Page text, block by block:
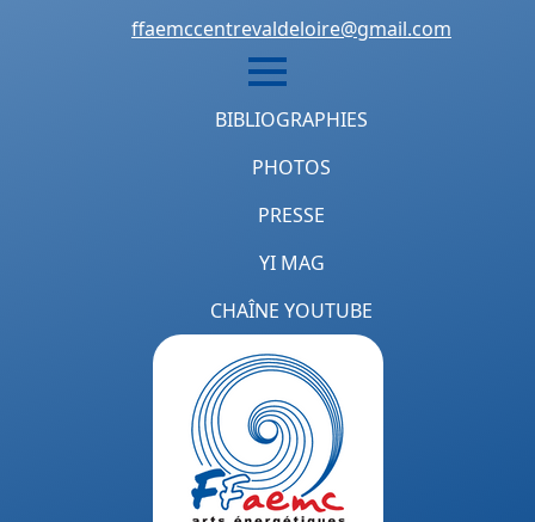
ffaemccentrevaldeloire@gmail.com
BIBLIOGRAPHIES
PHOTOS
PRESSE
YI MAG
CHAÎNE YOUTUBE